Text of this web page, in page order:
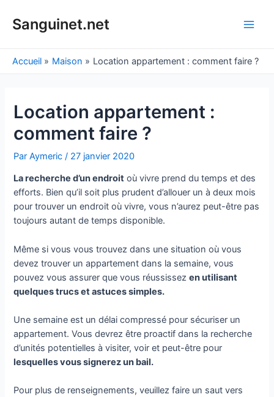
Sanguinet.net
Accueil Maison Location appartement : comment faire ?
Location appartement :
comment faire ?
ParAymeric/ 27 janvier 2020
La recherche d’un endroit où vivre prend du temps et des
efforts. Bien qu’il soit plus prudent d’allouer un à deux mois
pour trouver un endroit où vivre, vous n’aurez peut-être pas
toujours autant de temps disponible.
Même si vous vous trouvez dans une situation où vous
devez trouver un appartement dans la semaine, vous
pouvez vous assurer que vous réussissezen utilisant
quelques trucs et astuces simples.
Une semaine est un délai compressé pour sécuriser un
appartement. Vous devrez être proactif dans la recherche
d’unités potentielles à visiter, voir et peut-être pour
lesquelles vous signerez un bail.
Pour plus de renseignements, veuillez faire un saut vers